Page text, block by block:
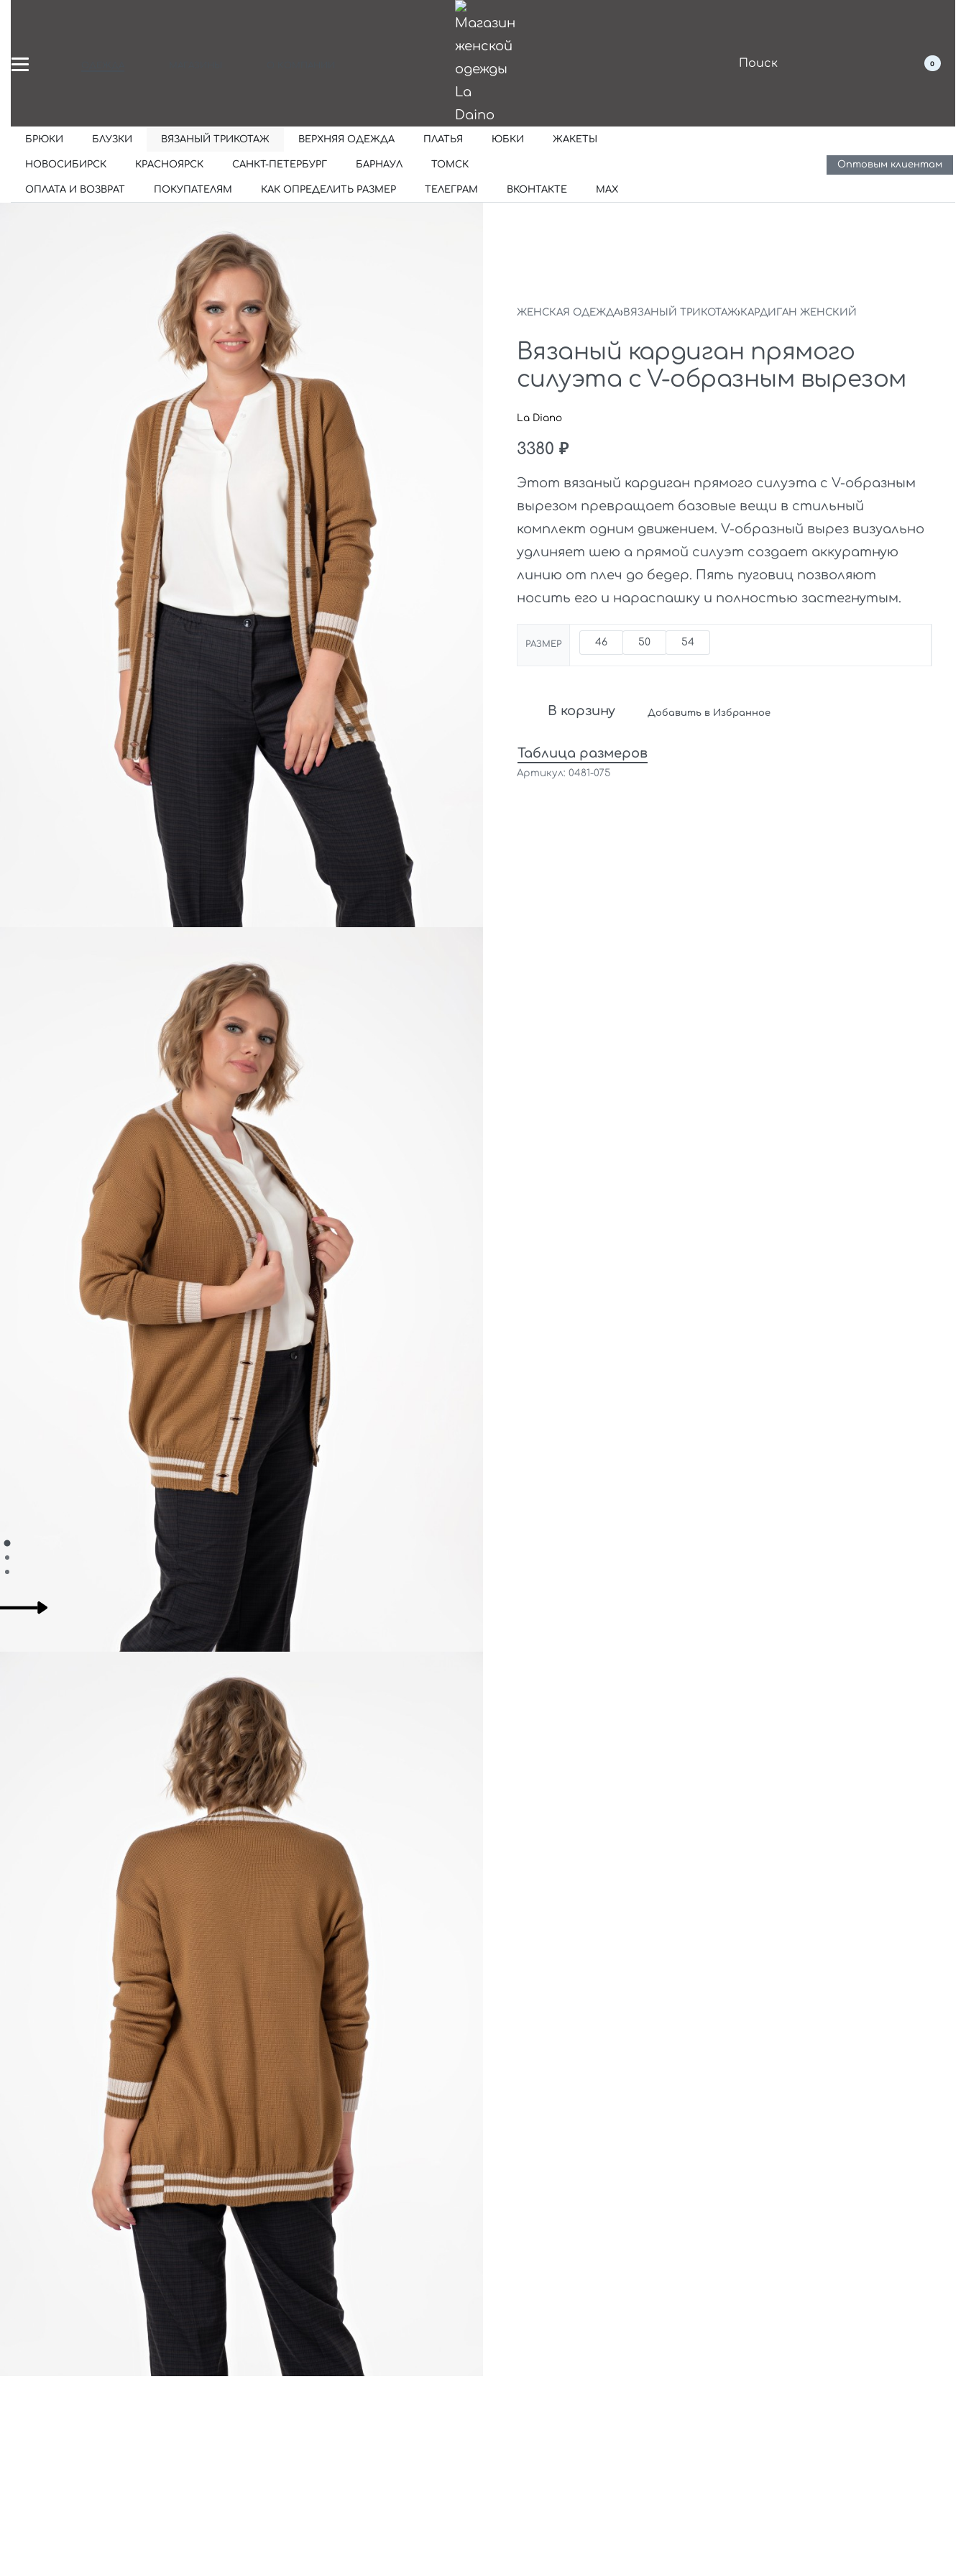
0
БРЮКИ БЛУЗКИ ВЯЗАНЫЙ ТРИКОТАЖ ВЕРХНЯЯ ОДЕЖДА ПЛАТЬЯ ЮБКИ ЖАКЕТЫ
НОВОСИБИРСК КРАСНОЯРСК САНКТ-ПЕТЕРБУРГ БАРНАУЛ ТОМСК
ОПЛАТА И ВОЗВРАТ ПОКУПАТЕЛЯМ КАК ОПРЕДЕЛИТЬ РАЗМЕР ТЕЛЕГРАМ ВКОНТАКТЕ MAX
Оптовым клиентам
ЖЕНСКАЯ ОДЕЖДА›ВЯЗАНЫЙ ТРИКОТАЖ›КАРДИГАН ЖЕНСКИЙ
Вязаный кардиган прямого
силуэта с V-образным вырезом
La Diano
3380 ₽
Этот вязаный кардиган прямого силуэта с V-образным
вырезом превращает базовые вещи в стильный
комплект одним движением. V-образный вырез визуально
удлиняет шею а прямой силуэт создает аккуратную
линию от плеч до бедер. Пять пуговиц позволяют
носить его и нараспашку и полностью застегнутым.
РАЗМЕР 46 50 54
В корзину Добавить в Избранное
Таблица размеров
0481-075